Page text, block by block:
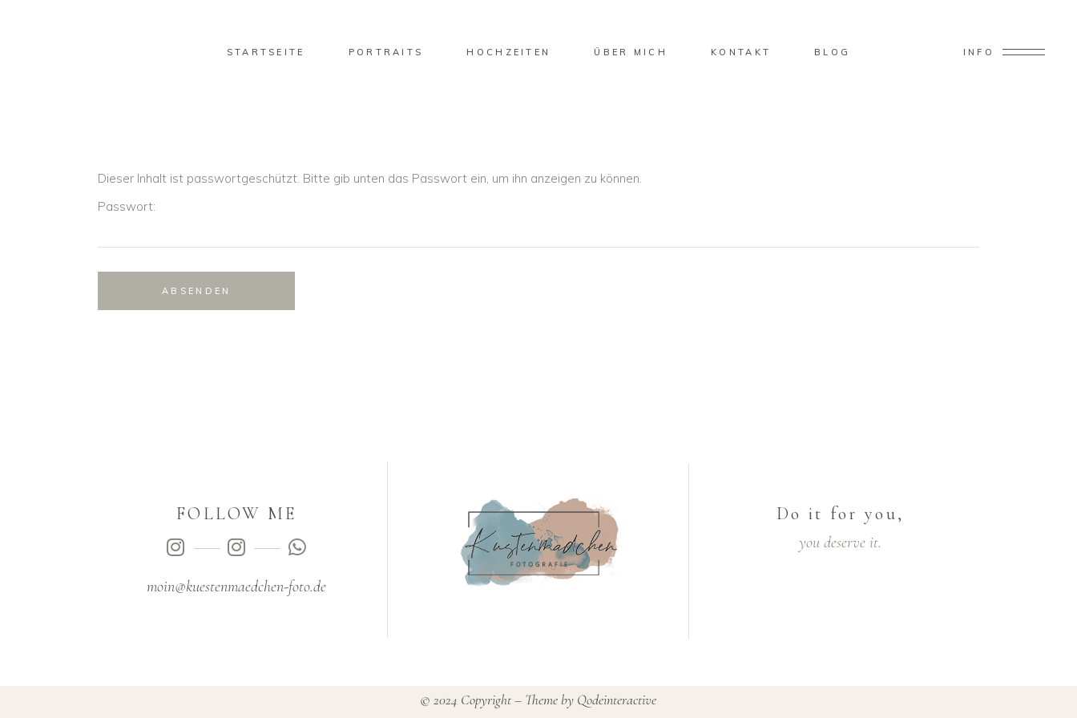
STARTSEITE PORTRAITS HOCHZEITEN ÜBER MICH KONTAKT BLOG INFO
Dieser Inhalt ist passwortgeschützt. Bitte gib unten das Passwort ein, um ihn anzeigen zu können.
Passwort:
FOLLOW ME
moin@kuestenmaedchen-foto.de
Do it for you,
you deserve it.
© 2024 Copyright – Theme by Qodeinteractive